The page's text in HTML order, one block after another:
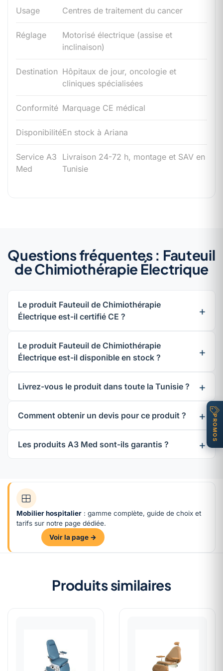
Usage Centres de traitement du cancer
Réglage
Motorisé électrique (assise et
inclinaison)
Destination Hôpitaux de jour, oncologie et
cliniques spécialisées
Conformité Marquage CE médical
DisponibilitéEn stock à Ariana
Service A3
Med
Livraison 24-72 h, montage et SAV en
Tunisie
Questions fréquentes : Fauteuil
de Chimiothérapie Électrique
Le produit Fauteuil de Chimiothérapie
Électrique est-il certifié CE ?
Le produit Fauteuil de Chimiothérapie
Électrique est-il disponible en stock ?
Livrez-vous le produit dans toute la Tunisie ?
Comment obtenir un devis pour ce produit ?
Les produits A3 Med sont-ils garantis ?
Mobilier hospitalier : gamme complète, guide de choix et
tarifs sur notre page dédiée.
Voir la page →
Produits similaires
PROMOS